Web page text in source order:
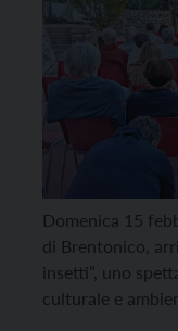
Domenica 15
di Brentonico,
insetti”, uno
culturale e